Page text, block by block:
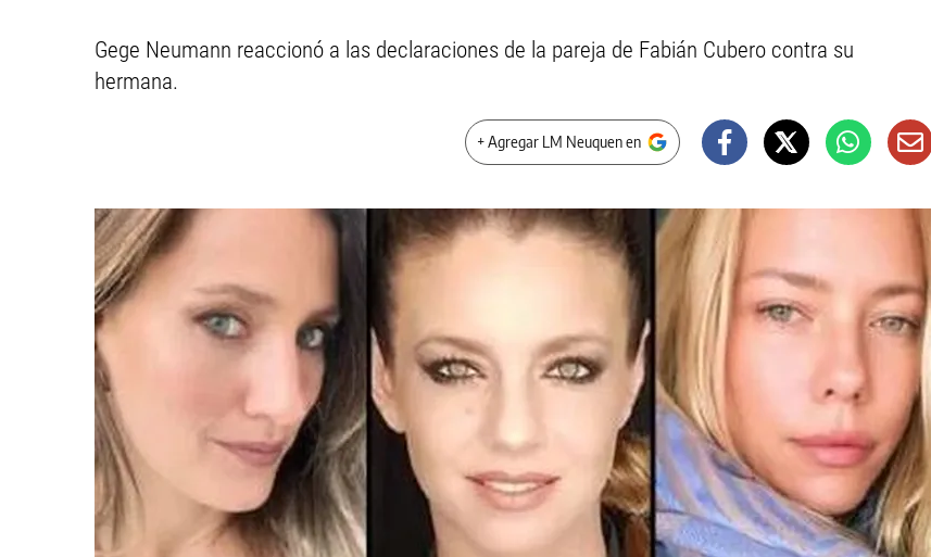
Gege Neumann reaccionó a las declaraciones de la pareja de Fabián Cubero contra su
hermana.
+ Agregar LM Neuquen en